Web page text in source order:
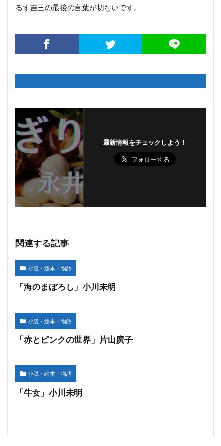
るす吉三の最後の言葉が切ないです。
最新情報をチェックしよう！
関連する記事
小説・絵本・物語
「海のまぼろし」小川未明
小説・絵本・物語
「赤とピンクの世界」片山廣子
小説・絵本・物語
「牛女」小川未明